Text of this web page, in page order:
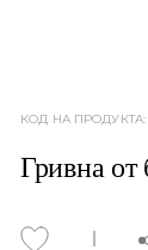
КОД НА ПРОДУКТА
Гривна от